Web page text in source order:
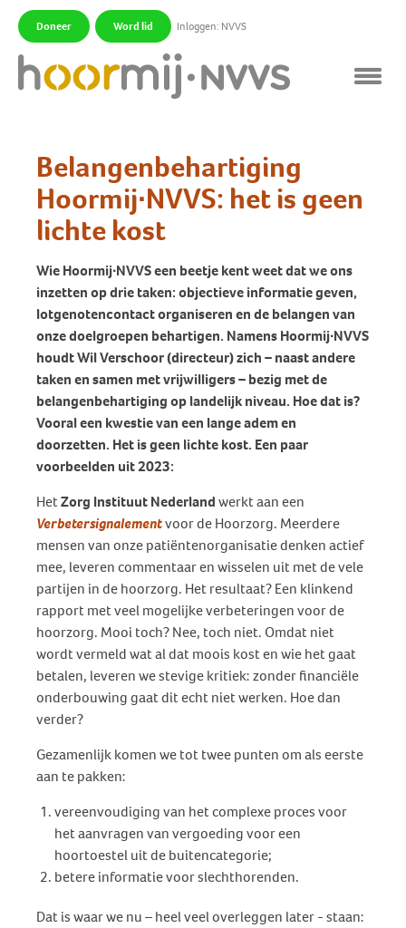
Doneer Word lid Inloggen: NVVS
Belangenbehartiging
Hoormij∙NVVS: het is geen
lichte kost
Wie Hoormij∙NVVS een beetje kent weet dat we ons
inzetten op drie taken: objectieve informatie geven,
lotgenotencontact organiseren en de belangen van
onze doelgroepen behartigen. Namens Hoormij∙NVVS
houdt Wil Verschoor (directeur) zich – naast andere
taken en samen met vrijwilligers – bezig met de
belangenbehartiging op landelijk niveau. Hoe dat is?
Vooral een kwestie van een lange adem en
doorzetten. Het is geen lichte kost. Een paar
voorbeelden uit 2023:
HetZorg Instituut Nederlandwerkt aan een
Verbetersignalementvoor de Hoorzorg. Meerdere
mensen van onze patiëntenorganisatie denken actief
mee, leveren commentaar en wisselen uit met de vele
partijen in de hoorzorg. Het resultaat? Een klinkend
rapport met veel mogelijke verbeteringen voor de
hoorzorg. Mooi toch? Nee, toch niet. Omdat niet
wordt vermeld wat al dat moois kost en wie het gaat
betalen, leveren we stevige kritiek: zonder financiële
onderbouwing gaat dit echt niet werken. Hoe dan
verder?
Gezamenlijk komen we tot twee punten om als eerste
aan te pakken:
vereenvoudiging van het complexe proces voor
het aanvragen van vergoeding voor een
hoortoestel uit de buitencategorie;
betere informatie voor slechthorenden.
Dat is waar we nu – heel veel overleggen later - staan: